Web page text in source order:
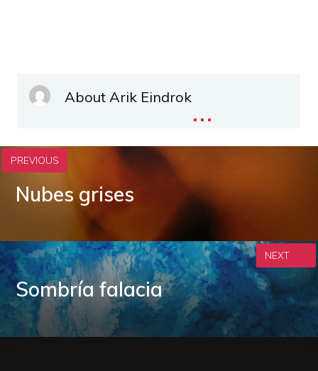
About Arik Eindrok...
PREVIOUS
Nubes grises
Sombría falacia
NEXT